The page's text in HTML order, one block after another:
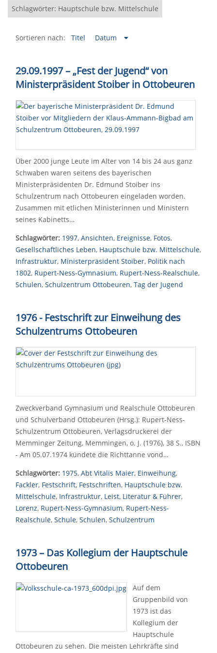
Schlagwörter: Hauptschule bzw. Mittelschule
Sortieren nach: Titel Datum
29.09.1997 – „Fest der Jugend“ von
Ministerpräsident Stoiber in Ottobeuren
Über 2000 junge Leute im Alter von 14 bis 24 aus ganz
Schwaben waren seitens des bayerischen
Ministerpräsidenten Dr. Edmund Stoiber ins
Schulzentrum nach Ottobeuren eingeladen worden.
Zusammen mit etlichen Ministerinnen und Ministern
seines Kabinetts…
Schlagwörter: 1997, Ansichten, Ereignisse, Fotos,
Gesellschaftliches Leben, Hauptschule bzw. Mittelschule,
Infrastruktur, Ministerpräsident Stoiber, Politik nach
1802, Rupert-Ness-Gymnasium, Rupert-Ness-Realschule,
Schulen, Schulzentrum Ottobeuren, Tag der Jugend
1976 - Festschrift zur Einweihung des
Schulzentrums Ottobeuren
Zweckverband Gymnasium und Realschule Ottobeuren
und Schulverband Ottobeuren (Hrsg.): Rupert-Ness-
Schulzentrum Ottobeuren, Verlagsdruckerei der
Memminger Zeitung, Memmingen, o. J. (1976), 38 S., ISBN
- Am 05.07.1974 kündete die Richttanne vond…
Schlagwörter: 1975, Abt Vitalis Maier, Einweihung,
Fackler, Festschrift, Festschriften, Hauptschule bzw.
Mittelschule, Infrastruktur, Leist, Literatur & Führer,
Lorenz, Rupert-Ness-Gymnasium, Rupert-Ness-
Realschule, Schule, Schulen, Schulzentrum
1973– Das Kollegium der Hauptschule
Ottobeuren
Auf dem
Gruppenbild von
1973 ist das
Kollegium der
Hauptschule
Ottobeuren zu sehen. Die meisten Lehrkräfte sind